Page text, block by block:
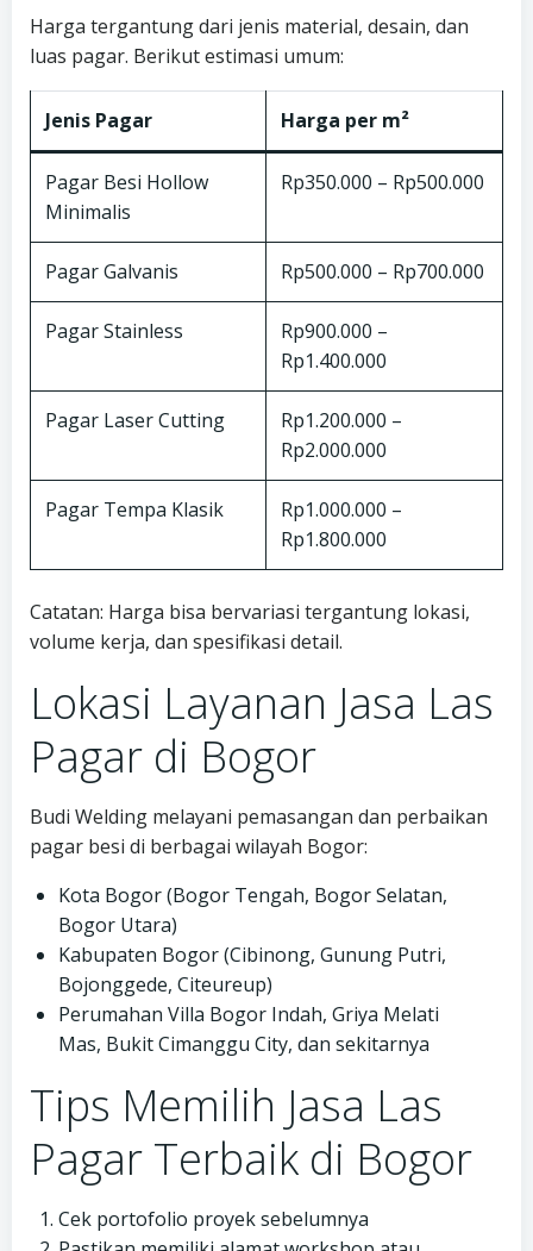
Harga tergantung dari jenis material, desain, dan
luas pagar. Berikut estimasi umum:
Jenis Pagar Harga per m²
Pagar Besi Hollow
Minimalis
Rp350.000 – Rp500.000
Pagar Galvanis Rp500.000 – Rp700.000
Pagar Stainless
Rp900.000 –
Rp1.400.000
Pagar Laser Cutting
Rp1.200.000 –
Rp2.000.000
Pagar Tempa Klasik
Rp1.000.000 –
Rp1.800.000
Catatan: Harga bisa bervariasi tergantung lokasi,
volume kerja, dan spesifikasi detail.
Lokasi Layanan Jasa Las
Pagar di Bogor
Budi Welding melayani pemasangan dan perbaikan
pagar besi di berbagai wilayah Bogor:
Kota Bogor (Bogor Tengah, Bogor Selatan,
Bogor Utara)
Kabupaten Bogor (Cibinong, Gunung Putri,
Bojonggede, Citeureup)
Perumahan Villa Bogor Indah, Griya Melati
Mas, Bukit Cimanggu City, dan sekitarnya
Tips Memilih Jasa Las
Pagar Terbaik di Bogor
Cek portofolio proyek sebelumnya